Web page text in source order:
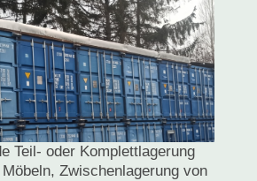
Teil- oder Komplettlagerung
Zwischenlagerung von